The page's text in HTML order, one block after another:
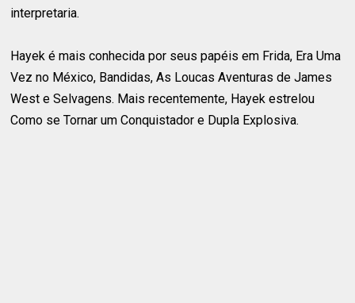
interpretaria.
Hayek é mais conhecida por seus papéis em Frida, Era Uma
Vez no México, Bandidas, As Loucas Aventuras de James
West e Selvagens. Mais recentemente, Hayek estrelou
Como se Tornar um Conquistador e Dupla Explosiva.